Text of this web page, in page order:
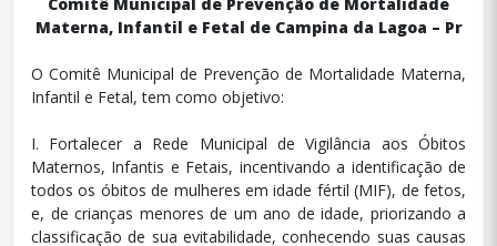
Materna, Infantil e Fetal de Campina da Lagoa – Pr
O Comitê Municipal de Prevenção de Mortalidade Materna,
Infantil e Fetal, tem como objetivo:
I. Fortalecer a Rede Municipal de Vigilância aos Óbitos
Maternos, Infantis e Fetais, incentivando a identificação de
todos os óbitos de mulheres em idade fértil (MIF), de fetos,
e, de crianças menores de um ano de idade, priorizando a
classificação de sua evitabilidade, conhecendo suas causas